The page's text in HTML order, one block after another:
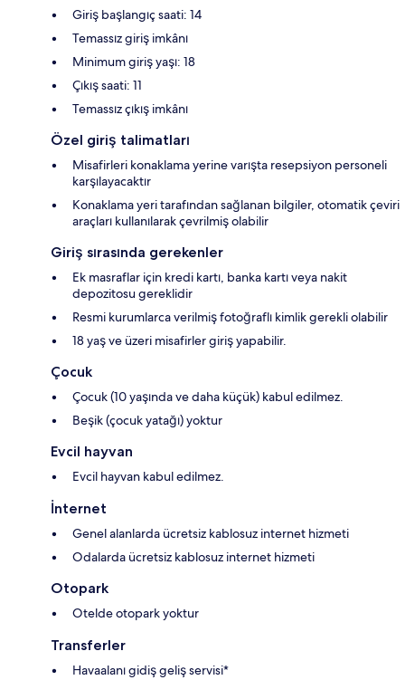
Giriş başlangıç saati: 14
Temassız giriş imkânı
Minimum giriş yaşı: 18
Çıkış saati: 11
Temassız çıkış imkânı
Özel giriş talimatları
Misafirleri konaklama yerine varışta resepsiyon personeli
karşılayacaktır
Konaklama yeri tarafından sağlanan bilgiler, otomatik çeviri
araçları kullanılarak çevrilmiş olabilir
Giriş sırasında gerekenler
Ek masraflar için kredi kartı, banka kartı veya nakit
depozitosu gereklidir
Resmi kurumlarca verilmiş fotoğraflı kimlik gerekli olabilir
18 yaş ve üzeri misafirler giriş yapabilir.
Çocuk
Çocuk (10 yaşında ve daha küçük) kabul edilmez.
Beşik (çocuk yatağı) yoktur
Evcil hayvan
Evcil hayvan kabul edilmez.
İnternet
Genel alanlarda ücretsiz kablosuz internet hizmeti
Odalarda ücretsiz kablosuz internet hizmeti
Otopark
Otelde otopark yoktur
Transferler
Havaalanı gidiş geliş servisi*